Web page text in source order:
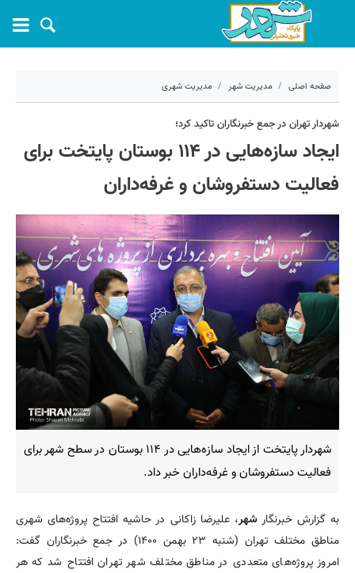
صفحه اصلی مدیریت شهر مدیریت شهری
۲۳ بهمن ۱۴۰۰ - ۱۳:۰۸
کد مطلب:17868
شهردار تهران در جمع خبرنگاران تاکید کرد؛
ایجاد سازه‌هایی در ۱۱۴ بوستان پایتخت برای
فعالیت دستفروشان و غرفه‌داران
شهردار پایتخت از ایجاد سازه‌هایی در ۱۱۴ بوستان در سطح شهر برای
فعالیت دستفروشان و غرفه‌داران خبر داد.
به گزارش خبرنگارشهر، علیرضا زاکانی در حاشیه افتتاح پروژه‌های شهری
مناطق مختلف تهران (شنبه ۲۳ بهمن ۱۴۰۰) در جمع خبرنگاران گفت:
امروز پروژه‌های متعددی در مناطق مختلف شهر تهران افتتاح شد که هر